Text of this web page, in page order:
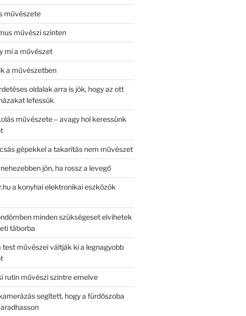
művészete
művészi szinten
mi a művészet
a művészetben
oldalak arra is jók, hogy az ott
lefessük
művészete – avagy hol keressünk
gépekkel a takarítás nem művészet
jön, ha rossz a levegő
a konyhai elektronikai eszközök
minden szükségeset elvihetek
táborba
test művészei váltják ki a legnagyobb
rutin művészi szintre emelve
segített, hogy a fürdőszoba